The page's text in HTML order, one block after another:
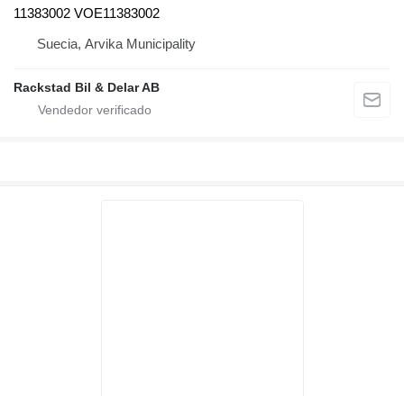
11383002 VOE11383002
Suecia, Arvika Municipality
Rackstad Bil & Delar AB